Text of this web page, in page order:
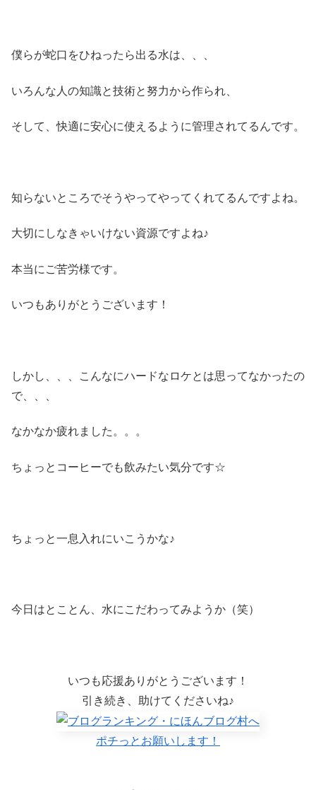
僕らが蛇口をひねったら出る水は、、、
いろんな人の知識と技術と努力から作られ、
そして、快適に安心に使えるように管理されてるんです。
知らないところでそうやってやってくれてるんですよね。
大切にしなきゃいけない資源ですよね♪
本当にご苦労様です。
いつもありがとうございます！
しかし、、、こんなにハードなロケとは思ってなかったの
で、、、
なかなか疲れました。。。
ちょっとコーヒーでも飲みたい気分です☆
ちょっと一息入れにいこうかな♪
今日はとことん、水にこだわってみようか（笑）
いつも応援ありがとうございます！
引き続き、助けてくださいね♪
ポチっとお願いします！